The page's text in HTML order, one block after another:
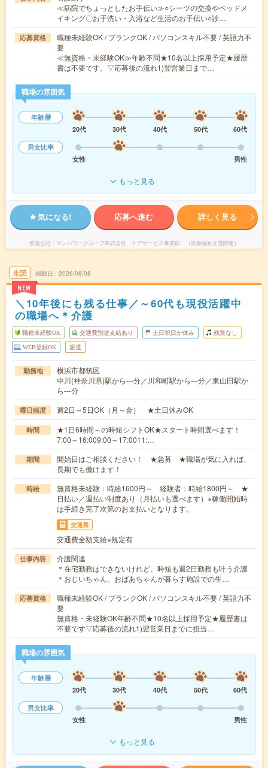
≪病院でちょっとしたお手伝い≫○シーツの交換やベッドメ
イキング〇お手洗い・入浴など生活のお手伝い○診…
応募資格
職種未経験OK / ブランクOK / パソコンスキル不要 / 英語力不
要
≪無資格・未経験OK≫年齢不問★10名以上採用予定★履歴
書は不要です。▽応募後の流れ1)翌営業日まで…
職場の雰囲気
年齢層
20代
30代 40代 50代
60代
男女比率
女性
男性
もっと見る
気になる! 応募へ進む 詳しく見る
派遣会社 マンパワーグループ株式会社 ケアサービス事業部 （医療福祉介護関連）
未読
NEW
掲載日 2026/08/08
＼10年後にも残る仕事／～60代も現役活躍中
の職場へ＊介護
職種未経験OK 交通費別途支給あり 土日祝日が休み 残業なし
WEB登録OK 派遣
勤務地
横浜市都筑区
中川(神奈川県)駅から---分／川和町駅から---分／東山田駅か
ら---分
曜日頻度 週2日～5日OK（月～金） ★土日休みOK
時間
★1日6時間～の時短シフトOK★スタート時間選べます！
7:00～16:009:00～17:0011:…
期間
開始日はご相談ください！ ★急募 ★職場が気に入れば、
長期でも働けます！
時給
無資格未経験：時給1600円～ 経験者：時給1800円～ ★
日払い／週払い制度あり（月払いも選べます）※稼働開始時
は手続き完了次第のお支払いとなります。
交通費
交通費全額支給※規定有
仕事内容
介護関連
＊在宅勤務はできないけれど、時短も週2日勤務も叶う介護
＊おじいちゃん、おばあちゃんが暮らす施設での生…
応募資格
職種未経験OK / ブランクOK / パソコンスキル不要 / 英語力不
要
無資格・未経験OK年齢不問★10名以上採用予定★履歴書は
不要です▽応募後の流れ1)翌営業日までに担当…
職場の雰囲気
年齢層
20代
30代 40代 50代
60代
男女比率
女性
男性
もっと見る